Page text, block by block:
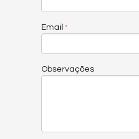
Email
Observações